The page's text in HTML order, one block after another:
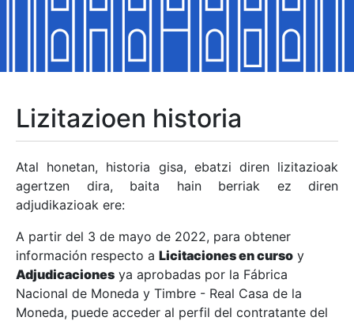
Erakutsi/Ezkutatu
Erakutsi/Ezkutatu
Erakutsi/Ezkutatu
Erakutsi/Ezkutatu
Erakutsi/Ezkutatu
Erakutsi/Ezkutatu
Erakutsi/Ezkutatu
Lizitazioen historia
Atal honetan, historia gisa, ebatzi diren lizitazioak
agertzen dira, baita hain berriak ez diren
adjudikazioak ere:
A partir del 3 de mayo de 2022, para obtener
información respecto a Licitaciones en curso y
Adjudicaciones ya aprobadas por la Fábrica
Nacional de Moneda y Timbre - Real Casa de la
Moneda, puede acceder al perfil del contratante del